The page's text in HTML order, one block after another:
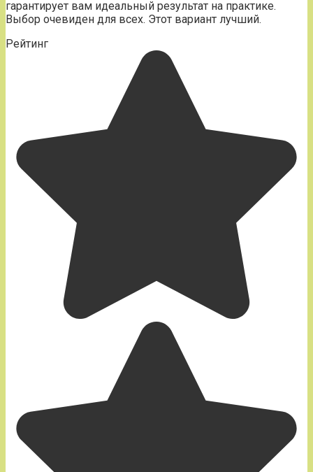
гарантирует вам идеальный результат на практике.
Выбор очевиден для всех. Этот вариант лучший.
Рейтинг